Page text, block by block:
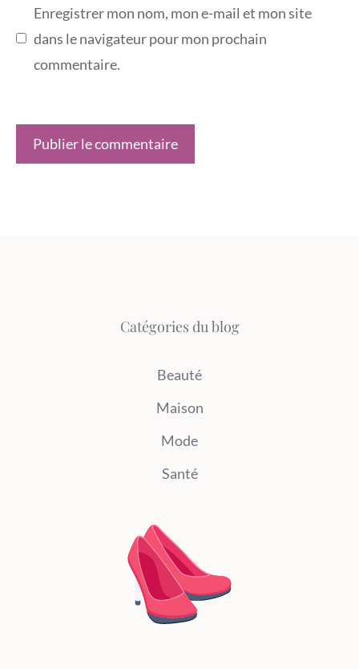
Enregistrer mon nom, mon e-mail et mon site
dans le navigateur pour mon prochain
commentaire.
Catégories du blog
Beauté
Maison
Mode
Santé